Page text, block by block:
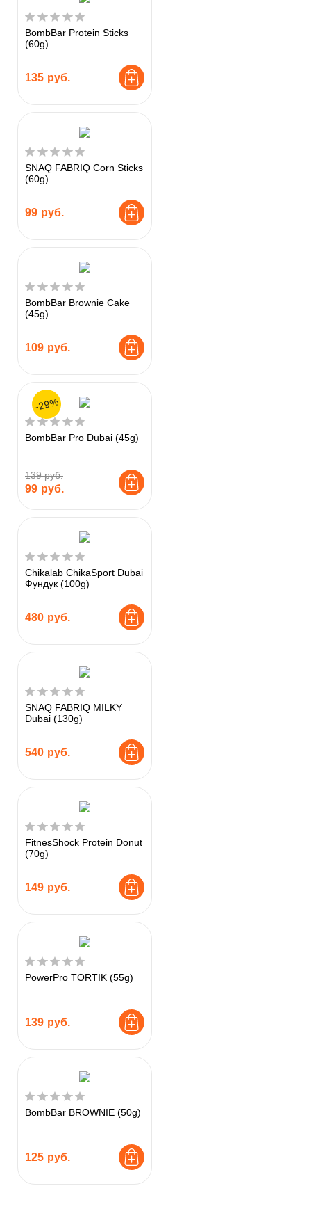
BombBar Protein Sticks
(60g)
135 руб.
SNAQ FABRIQ Corn Sticks
(60g)
99 руб.
BombBar Brownie Cake
(45g)
109 руб.
BombBar Pro Dubai (45g)
139 руб.
99 руб.
-29%
Chikalab ChikaSport Dubai
Фундук (100g)
480 руб.
SNAQ FABRIQ MILKY
Dubai (130g)
540 руб.
FitnesShock Protein Donut
(70g)
149 руб.
PowerPro TORTIK (55g)
139 руб.
BombBar BROWNIE (50g)
125 руб.